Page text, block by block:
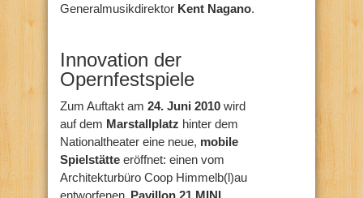
Generalmusikdirektor Kent Nagano.
Innovation der
Opernfestspiele
Zum Auftakt am 24. Juni 2010 wird
auf dem Marstallplatz hinter dem
Nationaltheater eine neue, mobile
Spielstätte eröffnet: einen vom
Architekturbüro Coop Himmelb(l)au
entworfenen ‚Pavillon 21 MINI